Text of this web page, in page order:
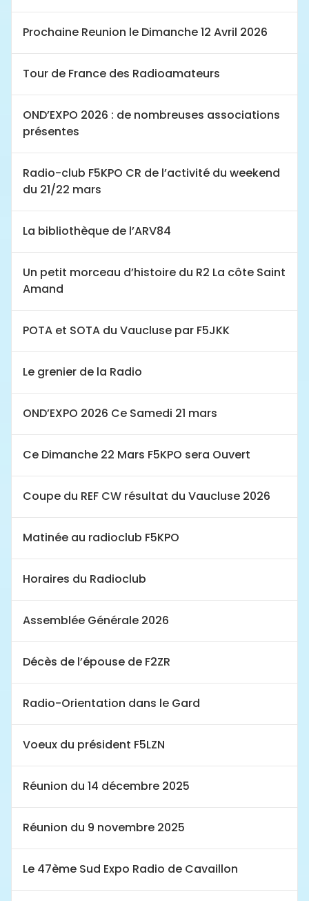
Prochaine Reunion le Dimanche 12 Avril 2026
Tour de France des Radioamateurs
OND’EXPO 2026 : de nombreuses associations
présentes
Radio-club F5KPO CR de l’activité du weekend
du 21/22 mars
La bibliothèque de l’ARV84
Un petit morceau d’histoire du R2 La côte Saint
Amand
POTA et SOTA du Vaucluse par F5JKK
Le grenier de la Radio
OND’EXPO 2026 Ce Samedi 21 mars
Ce Dimanche 22 Mars F5KPO sera Ouvert
Coupe du REF CW résultat du Vaucluse 2026
Matinée au radioclub F5KPO
Horaires du Radioclub
Assemblée Générale 2026
Décès de l’épouse de F2ZR
Radio-Orientation dans le Gard
Voeux du président F5LZN
Réunion du 14 décembre 2025
Réunion du 9 novembre 2025
Le 47ème Sud Expo Radio de Cavaillon